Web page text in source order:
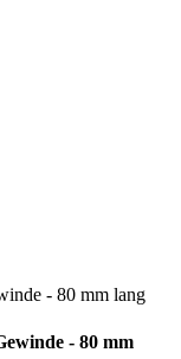
- 80 mm lang
- 80 mm